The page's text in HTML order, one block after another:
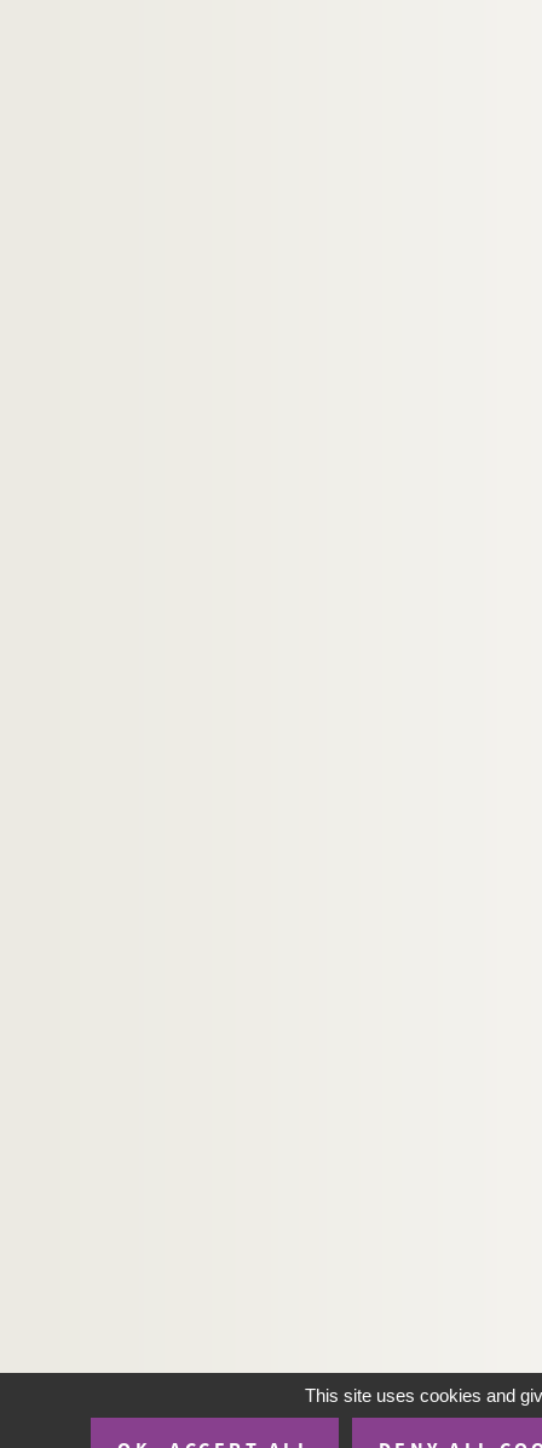
This site uses cookies and